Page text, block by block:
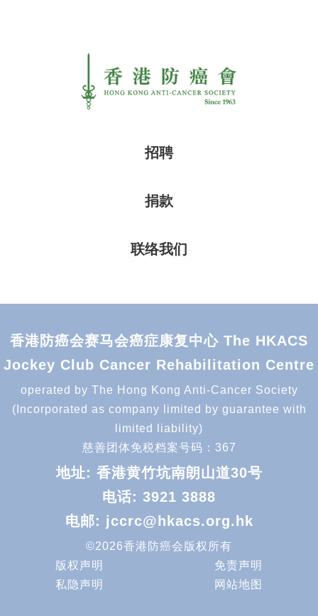
招聘
捐款
联络我们
香港防癌会赛马会癌症康复中心 The HKACS
Jockey Club Cancer Rehabilitation Centre
operated by The Hong Kong Anti-Cancer Society
(Incorporated as company limited by guarantee with
limited liability)
慈善团体免税档案号码：367
地址: 香港黄竹坑南朗山道30号
电话: 3921 3888
电邮: jccrc@hkacs.org.hk
©2026香港防癌会版权所有
版权声明
免责声明
私隐声明
网站地图